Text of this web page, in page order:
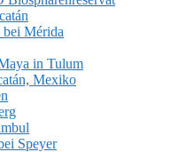
Mérida
in Tulum
Mexiko
Speyer